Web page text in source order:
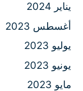
يناير 2024
أغسطس 2023
يوليو 2023
يونيو 2023
مايو 2023